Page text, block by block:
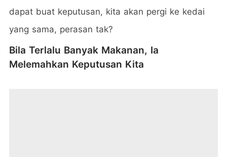
dapat buat keputusan, kita akan pergi ke kedai
yang sama, perasan tak?
Bila Terlalu Banyak Makanan, Ia
Melemahkan Keputusan Kita